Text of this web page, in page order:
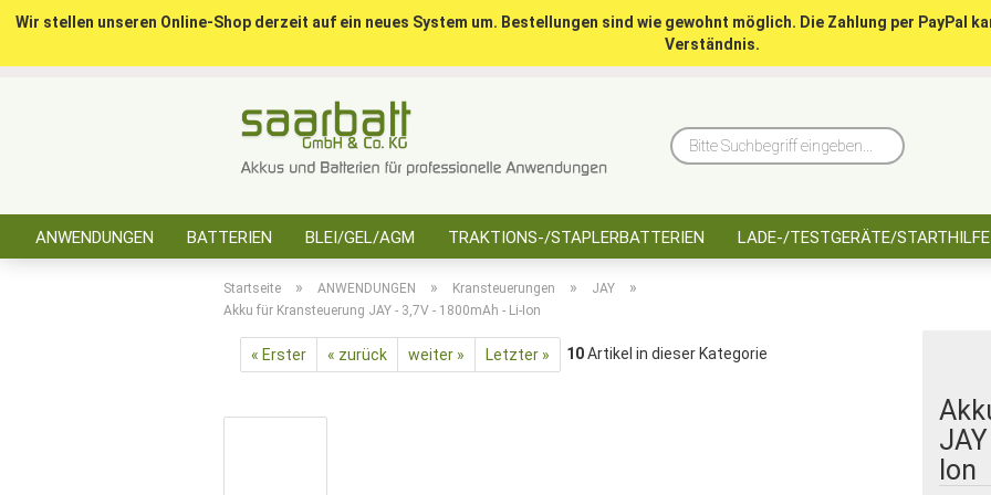
Bitte
Wir stellen unseren Online-Shop derzeit auf ein neues System um. Bestellungen sind wie gewohnt möglich. Die Zahlung per PayPal
Verständnis.
ANWENDUNGEN BATTERIEN BLEI/GEL/AGM TRAKTIONS-/STAPLERBATTERIEN LADE-/TESTGERÄTE/STARTHILFE
Startseite » ANWENDUNGEN » Kransteuerungen » JAY »
Akku für Kransteuerung JAY - 3,7V - 1800mAh - Li-Ion
« Erster « zurück weiter » Letzter » 10Artikel in dieser Kategorie
Ion